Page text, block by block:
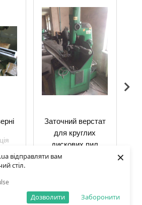
відправляти вам
стіл.
Заборонити
Дозволити
×
Заточний верстат
для круглих
дискових пил